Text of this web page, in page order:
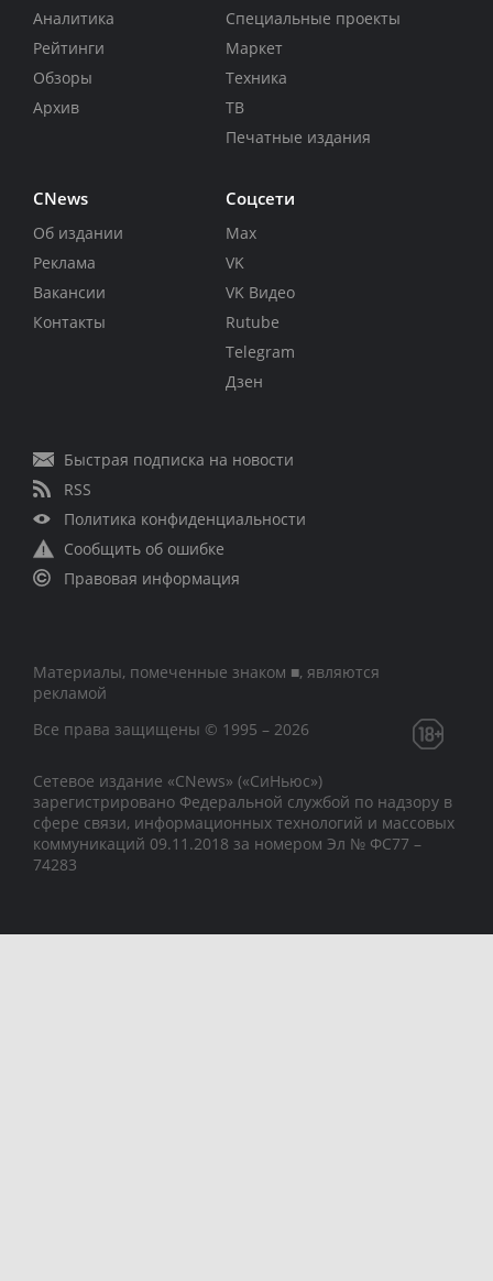
Аналитика
Рейтинги
Обзоры
Архив
Специальные проекты
Маркет
Техника
ТВ
Печатные издания
CNews
Об издании
Реклама
Вакансии
Контакты
Соцсети
Max
VK
VK Видео
Rutube
Telegram
Дзен
Быстрая подписка на новости
RSS
Политика конфиденциальности
Сообщить об ошибке
Правовая информация
Материалы, помеченные знаком ■, являются
рекламой
Все права защищены © 1995 – 2026
Сетевое издание «CNews» («СиНьюс»)
зарегистрировано Федеральной службой по надзору в
сфере связи, информационных технологий и массовых
коммуникаций 09.11.2018 за номером Эл № ФС77 –
74283